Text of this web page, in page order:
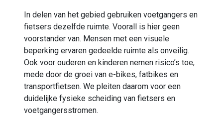
In delen van het gebied gebruiken voetgangers en
fietsers dezelfde ruimte. Voorall is hier geen
voorstander van. Mensen met een visuele
beperking ervaren gedeelde ruimte als onveilig.
Ook voor ouderen en kinderen nemen risico’s toe,
mede door de groei van e-bikes, fatbikes en
transportfietsen. We pleiten daarom voor een
duidelijke fysieke scheiding van fietsers en
voetgangersstromen.